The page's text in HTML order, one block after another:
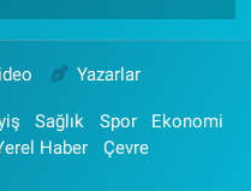
Yazarlar
Sağlık Spor
Ekonomi
Haber Çevre